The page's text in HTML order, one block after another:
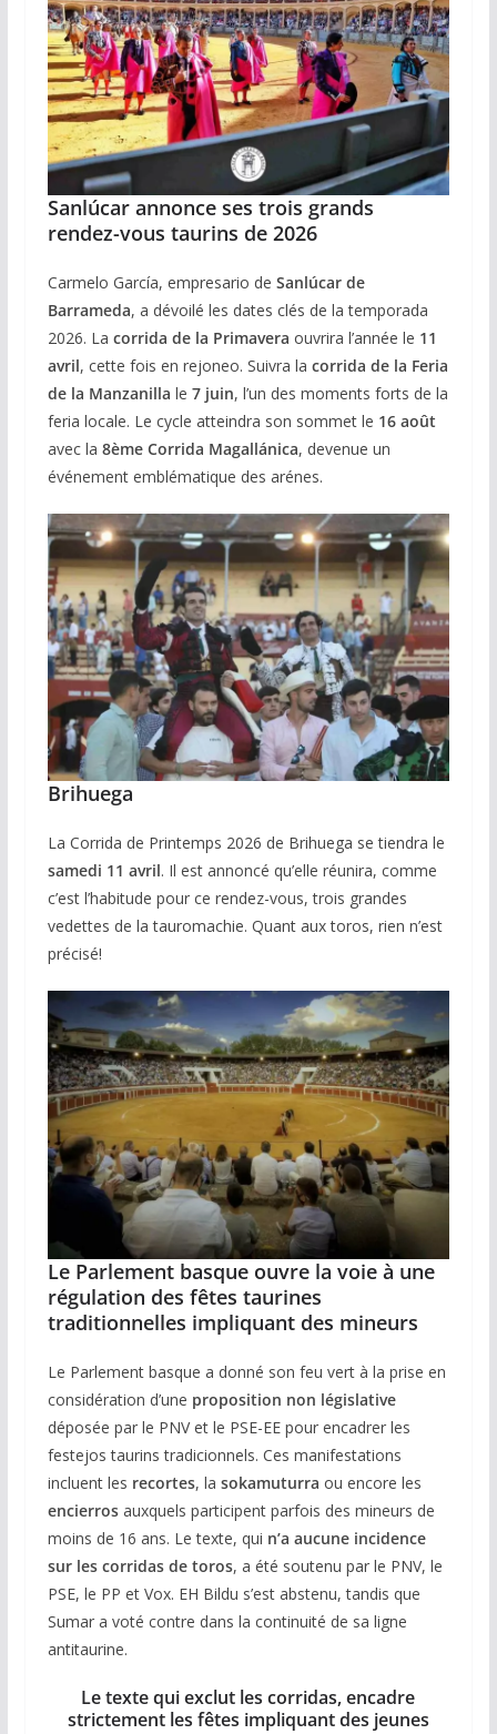
Sanlúcar annonce ses trois grands
rendez-vous taurins de 2026
Carmelo García, empresario de Sanlúcar de
Barrameda, a dévoilé les dates clés de la temporada
2026. La corrida de la Primavera ouvrira l’année le 11
avril, cette fois en rejoneo. Suivra la corrida de la Feria
de la Manzanilla le 7 juin, l’un des moments forts de la
feria locale. Le cycle atteindra son sommet le 16 août
avec la 8ème Corrida Magallánica, devenue un
événement emblématique des arénes.
Brihuega
La Corrida de Printemps 2026 de Brihuega se tiendra le
samedi 11 avril. Il est annoncé qu’elle réunira, comme
c’est l’habitude pour ce rendez-vous, trois grandes
vedettes de la tauromachie. Quant aux toros, rien n’est
précisé!
Le Parlement basque ouvre la voie à une
régulation des fêtes taurines
traditionnelles impliquant des mineurs
Le Parlement basque a donné son feu vert à la prise en
considération d’une proposition non législative
déposée par le PNV et le PSE-EE pour encadrer les
festejos taurins tradicionnels. Ces manifestations
incluent les recortes, la sokamuturra ou encore les
encierrosauxquels participent parfois des mineurs de
moins de 16 ans. Le texte, qui n’a aucune incidence
sur les corridas de toros, a été soutenu par le PNV, le
PSE, le PP et Vox. EH Bildu s’est abstenu, tandis que
Sumar a voté contre dans la continuité de sa ligne
antitaurine.
Le texte qui exclut les corridas, encadre
strictement les fêtes impliquant des jeunes